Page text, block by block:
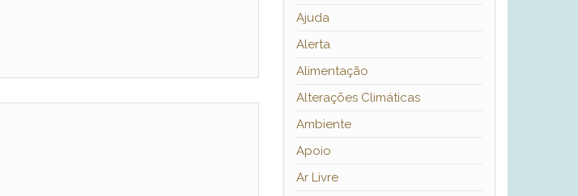
Ajuda
Alerta
Alimentação
Alterações Climáticas
Ambiente
Apoio
Ar Livre